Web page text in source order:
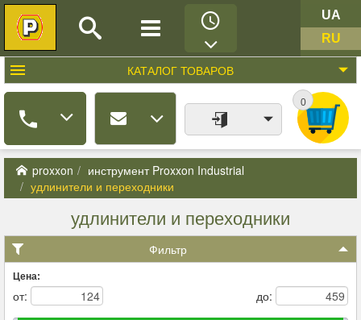
UA
RU
КАТАЛОГ ТОВАРОВ
0
proxxon
инструмент Proxxon Industrial
удлинители и переходники
удлинители и переходники
Фильтр
Цена:
от: до: